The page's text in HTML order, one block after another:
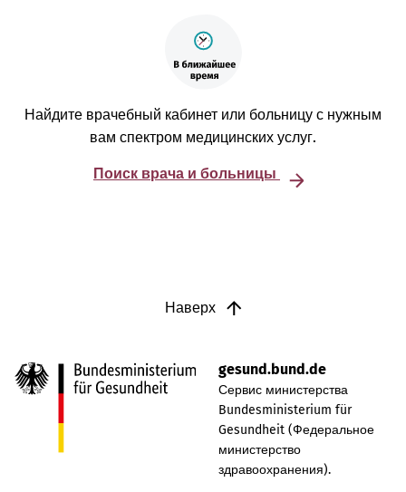
Найдите врачебный кабинет или больницу с нужным
вам спектром медицинских услуг.
Поиск врача и больницы
Наверх
gesund.bund.de
Сервис министерства
Bundesministerium für
Gesundheit (Федеральное
министерство
здравоохранения).